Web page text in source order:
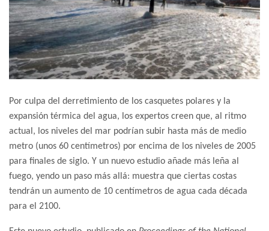
Por culpa del derretimiento de los casquetes polares y la
expansión térmica del agua, los expertos creen que, al ritmo
actual, los niveles del mar podrían subir hasta más de medio
metro (unos 60 centímetros) por encima de los niveles de 2005
para finales de siglo. Y un nuevo estudio añade más leña al
fuego, yendo un paso más allá: muestra que ciertas costas
tendrán un aumento de 10 centímetros de agua cada década
para el 2100.